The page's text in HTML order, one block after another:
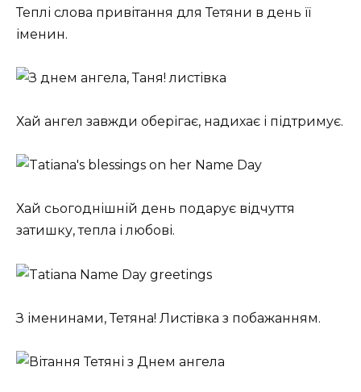
Теплі слова привітання для Тетяни в день її
іменин.
Хай ангел завжди оберігає, надихає і підтримує.
Хай сьогоднішній день подарує відчуття
затишку, тепла і любові.
З іменинами, Тетяна! Листівка з побажанням.